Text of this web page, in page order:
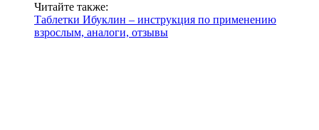
Читайте также:
Таблетки Ибуклин – инструкция по применению
взрослым, аналоги, отзывы